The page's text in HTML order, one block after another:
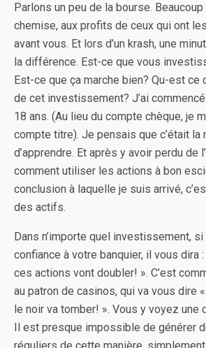
Parlons un peu de la bourse.
chemise, aux profits de ceux qui ont
avant vous. Et lors d’un krash, une
la différence. Est-ce que vous
Est-ce que ça marche bien? Qu-est ce
de cet investissement? J’ai
18 ans. (Au lieu du compte chèque, je
compte titre). Je pensais que c’était la
d’apprendre. Et après y avoir perdu de
comment utiliser les actions à bon
conclusion à laquelle je suis arrivé,
des actifs.
Dans n’importe quel investissement,
confiance à votre banquier, il vous dira
ces actions vont doubler! ». C’est
au patron de casinos, qui va vous dire
le noir va tomber! ». Vous y voyez une
Il est presque impossible de générer